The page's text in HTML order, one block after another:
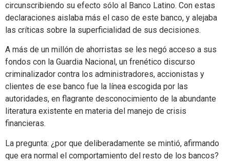
circunscribiendo su efecto sólo al Banco Latino. Con estas
declaraciones aislaba más el caso de este banco, y alejaba
las críticas sobre la superficialidad de sus decisiones.
A más de un millón de ahorristas se les negó acceso a sus
fondos con la Guardia Nacional, un frenético discurso
criminalizador contra los administradores, accionistas y
clientes de ese banco fue la línea escogida por las
autoridades, en flagrante desconocimiento de la abundante
literatura existente en materia del manejo de crisis
financieras.
La pregunta: ¿por que deliberadamente se mintió, afirmando
que era normal el comportamiento del resto de los bancos?